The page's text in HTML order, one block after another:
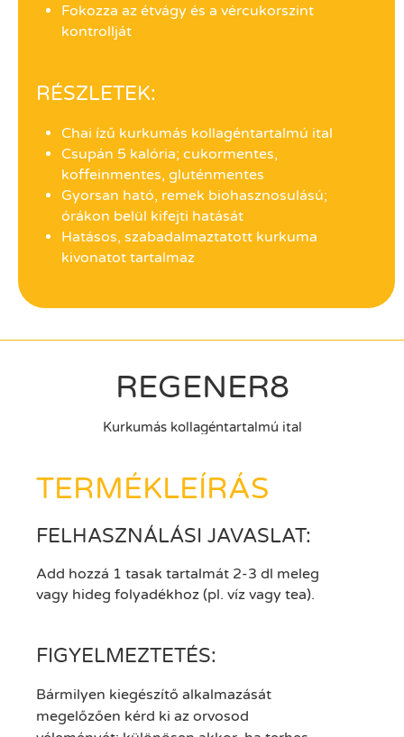
Fokozza az étvágy és a vércukorszint
kontrollját
RÉSZLETEK:
Chai ízű kurkumás kollagéntartalmú ital
Csupán 5 kalória; cukormentes,
koffeinmentes, gluténmentes
Gyorsan ható, remek biohasznosulású;
órákon belül kifejti hatását
Hatásos, szabadalmaztatott kurkuma
kivonatot tartalmaz
REGENER8
Kurkumás kollagéntartalmú ital
TERMÉKLEÍRÁS
FELHASZNÁLÁSI JAVASLAT:
Add hozzá 1 tasak tartalmát 2-3 dl meleg
vagy hideg folyadékhoz (pl. víz vagy tea).
FIGYELMEZTETÉS:
Bármilyen kiegészítő alkalmazását
megelőzően kérd ki az orvosod